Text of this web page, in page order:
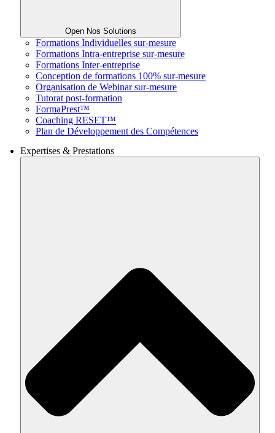
Open Nos Solutions
Formations Individuelles sur-mesure
Formations Intra-entreprise sur-mesure
Formations Inter-entreprise
Conception de formations 100% sur-mesure
Organisation de Webinar sur-mesure
Tutorat post-formation
FormaPrest™
Coaching RESET™
Plan de Développement des Compétences
Expertises & Prestations